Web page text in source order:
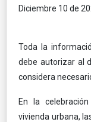
Diciembre 10 de
Toda la
debe autorizar al
considera
En la
vivienda urbana,